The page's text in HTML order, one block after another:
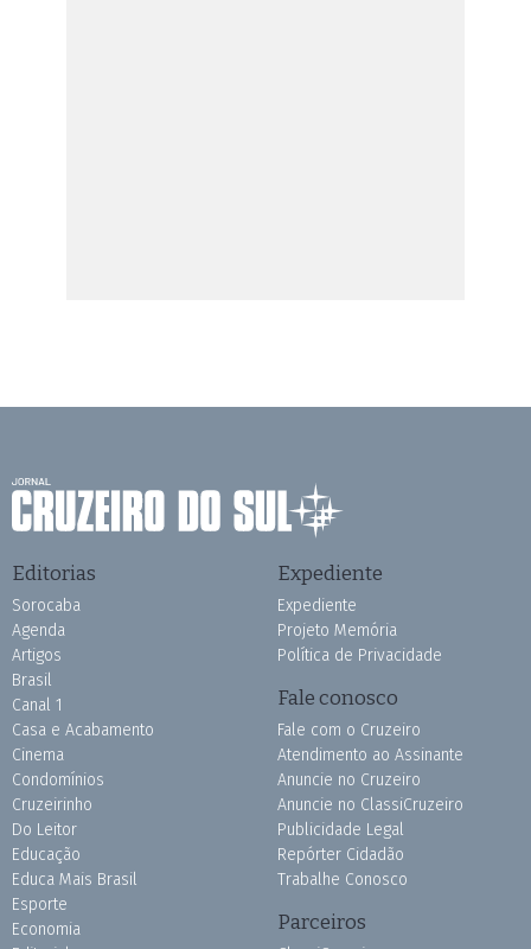
Editorias
Sorocaba
Agenda
Artigos
Brasil
Canal 1
Casa e Acabamento
Cinema
Condomínios
Cruzeirinho
Do Leitor
Educação
Educa Mais Brasil
Esporte
Economia
Expediente
Expediente
Projeto Memória
Política de Privacidade
Fale conosco
Fale com o Cruzeiro
Atendimento ao Assinante
Anuncie no Cruzeiro
Anuncie no ClassiCruzeiro
Publicidade Legal
Repórter Cidadão
Trabalhe Conosco
Parceiros